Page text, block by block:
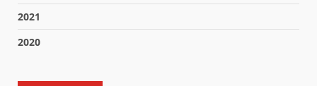
2021
2020